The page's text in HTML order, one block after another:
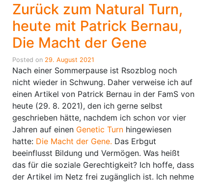
Zurück zum Natural Turn,
heute mit Patrick Bernau,
Die Macht der Gene
Posted on 29. August 2021
Nach einer Sommerpause ist Rsozblog noch
nicht wieder in Schwung. Daher verweise ich auf
einen Artikel von Patrick Bernau in der FamS von
heute (29. 8. 2021), den ich gerne selbst
geschrieben hätte, nachdem ich schon vor vier
Jahren auf einen Genetic Turn hingewiesen
hatte: Die Macht der Gene. Das Erbgut
beeinflusst Bildung und Vermögen. Was heißt
das für die soziale Gerechtigkeit? Ich hoffe, dass
der Artikel im Netz frei zugänglich ist. Ich nehme